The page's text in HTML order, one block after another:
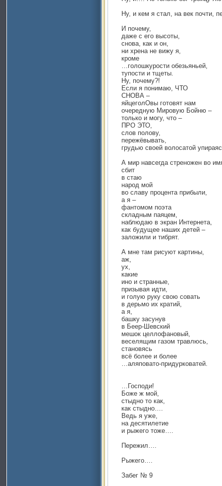
Ну, и кем я стал, на век почти,
И почему,
даже с его высоты,
снова, как и он,
ни хрена не вижу я,
кроме
…голошкурости обезьяньей,
тупости и тщеты.
Ну, почему?!
Если я понимаю, ЧТО
СНОВА –
яйцеголОвы готовят нам
очередную Мировую Бойню –
только и могу, что –
ПРО ЭТО,
слов полову,
пережёвывать,
грудью своей волосатой
А мир навсегда стреножен во
сбит
в стаю
народ мой
во славу процента прибыли,
а я –
фантомом поэта
складным паяцем,
наблюдаю в экран Интернета,
как будущее наших детей –
заложили и тибрят.
А мне там рисуют картины,
аж,
ух,
какие
ино и странные,
призывая идти,
и голую руку свою совать
в дерьмо их кратий,
а я,
башку засунув
в Беер-Шевский
мешок целлофановый,
веселящим газом травлюсь,
становясь
всё более и более
…аляповато-придурковатей.
…Господи!
Боже ж мой,
стыдно то как,
как стыдно….
Ведь я уже,
на десятилетие
и рыжего тоже….
Пережил….
Рыжего….
Забег № 9